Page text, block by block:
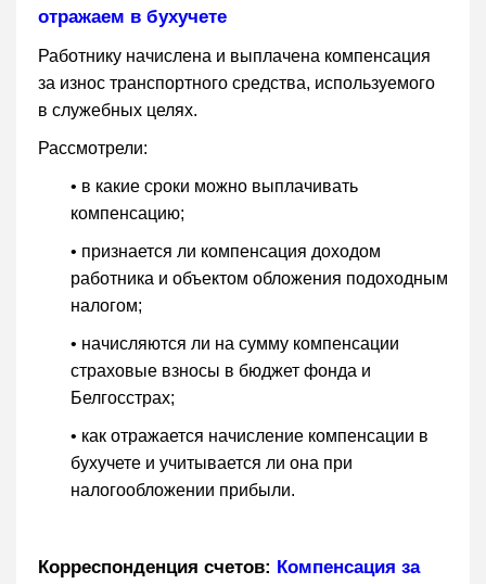
отражаем в бухучете
Работнику начислена и выплачена компенсация
за износ транспортного средства, используемого
в служебных целях.
Рассмотрели:
• в какие сроки можно выплачивать
компенсацию;
• признается ли компенсация доходом
работника и объектом обложения подоходным
налогом;
• начисляются ли на сумму компенсации
страховые взносы в бюджет фонда и
Белгосстрах;
• как отражается начисление компенсации в
бухучете и учитывается ли она при
налогообложении прибыли.
Корреспонденция счетов: Компенсация за